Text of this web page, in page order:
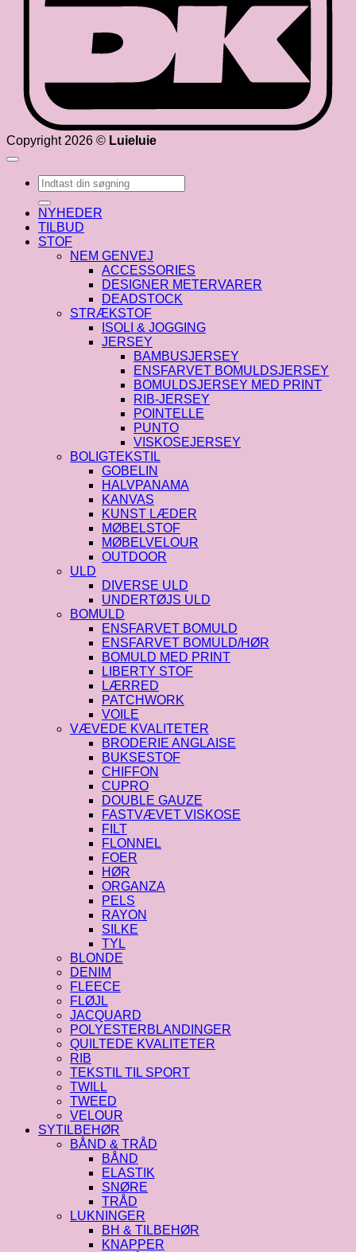
Copyright 2026 © Luieluie
Søg
efter:
NYHEDER
TILBUD
STOF
NEM GENVEJ
ACCESSORIES
DESIGNER METERVARER
DEADSTOCK
STRÆKSTOF
ISOLI & JOGGING
JERSEY
BAMBUSJERSEY
ENSFARVET BOMULDSJERSEY
BOMULDSJERSEY MED PRINT
RIB-JERSEY
POINTELLE
PUNTO
VISKOSEJERSEY
BOLIGTEKSTIL
GOBELIN
HALVPANAMA
KANVAS
KUNST LÆDER
MØBELSTOF
MØBELVELOUR
OUTDOOR
ULD
DIVERSE ULD
UNDERTØJS ULD
BOMULD
ENSFARVET BOMULD
ENSFARVET BOMULD/HØR
BOMULD MED PRINT
LIBERTY STOF
LÆRRED
PATCHWORK
VOILE
VÆVEDE KVALITETER
BRODERIE ANGLAISE
BUKSESTOF
CHIFFON
CUPRO
DOUBLE GAUZE
FASTVÆVET VISKOSE
FILT
FLONNEL
FOER
HØR
ORGANZA
PELS
RAYON
SILKE
TYL
BLONDE
DENIM
FLEECE
FLØJL
JACQUARD
POLYESTERBLANDINGER
QUILTEDE KVALITETER
RIB
TEKSTIL TIL SPORT
TWILL
TWEED
VELOUR
SYTILBEHØR
BÅND & TRÅD
BÅND
ELASTIK
SNØRE
TRÅD
LUKNINGER
BH & TILBEHØR
KNAPPER